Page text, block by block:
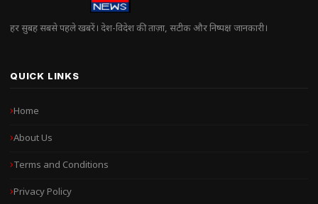
हर सुबह सबसे पहले खबरें। देश-विदेश की ताज़ा, सटीक और निष्पक्ष जानकारी।
QUICK LINKS
Home
About Us
Terms and Conditions
Privacy Policy